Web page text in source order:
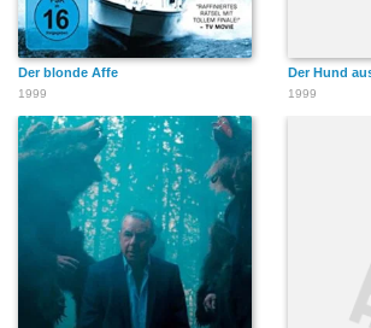
Der blonde Affe
1999
Der Hund
1999